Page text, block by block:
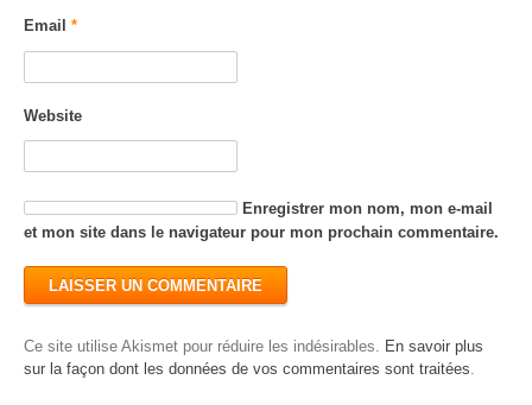
Email *
Website
Enregistrer mon nom, mon e-mail
et mon site dans le navigateur pour mon prochain commentaire.
Ce site utilise Akismet pour réduire les indésirables. En savoir plus
sur la façon dont les données de vos commentaires sont traitées.